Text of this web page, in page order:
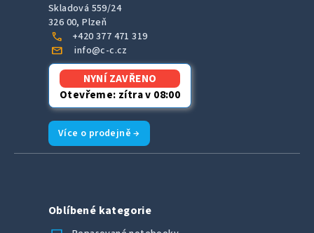
Skladová 559/24
326 00, Plzeň
call +420 377 471 319
mail info@c-c.cz
NYNÍ ZAVŘENO
Otevřeme: zítra v 08:00
Více o prodejně →
Oblíbené kategorie